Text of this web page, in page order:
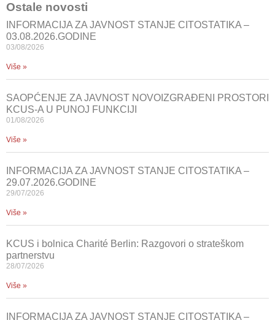
Ostale novosti
INFORMACIJA ZA JAVNOST STANJE CITOSTATIKA –
03.08.2026.GODINE
03/08/2026
Više »
SAOPĆENJE ZA JAVNOST NOVOIZGRAĐENI PROSTORI
KCUS-A U PUNOJ FUNKCIJI
01/08/2026
Više »
INFORMACIJA ZA JAVNOST STANJE CITOSTATIKA –
29.07.2026.GODINE
29/07/2026
Više »
KCUS i bolnica Charité Berlin: Razgovori o strateškom
partnerstvu
28/07/2026
Više »
INFORMACIJA ZA JAVNOST STANJE CITOSTATIKA –